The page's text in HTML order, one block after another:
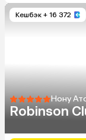
Кешбэк + 16 372
Нону
Robinson